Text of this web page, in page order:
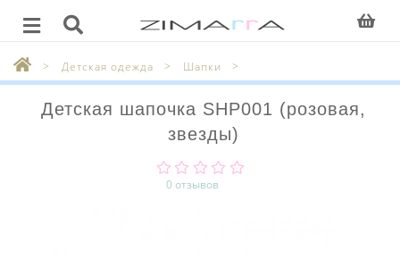
Детская одежда Шапки
Детская шапочка SHP001 (розовая,
звезды)
0 отзывов